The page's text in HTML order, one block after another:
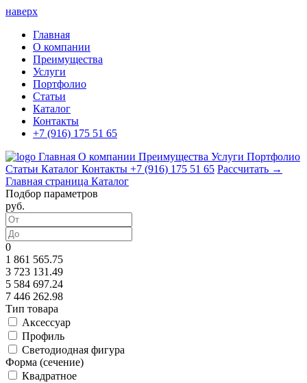
наверх
Главная
О компании
Преимущества
Услуги
Портфолио
Статьи
Каталог
Контакты
+7 (916) 175 51 65
Главная О компании Преимущества Услуги Портфолио
Статьи Каталог Контакты +7 (916) 175 51 65 Рассчитать →
Главная страница Каталог
Подбор параметров
руб.
0
1 861 565.75
3 723 131.49
5 584 697.24
7 446 262.98
Тип товара
Аксессуар
Профиль
Светодиодная фигура
Форма (сечение)
Квадратное